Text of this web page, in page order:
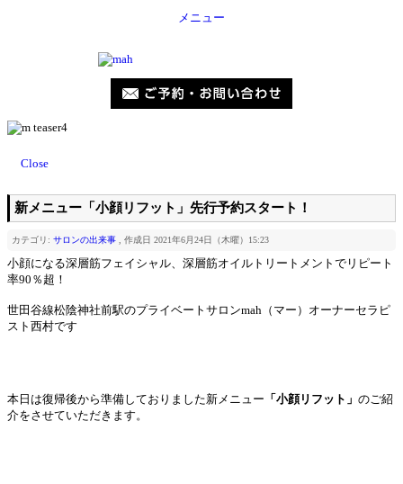
メニュー
Close
新メニュー「小顔リフット」先行予約スタート！
カテゴリ: サロンの出来事 , 作成日 2021年6月24日（木曜）15:23
小顔になる深層筋フェイシャル、深層筋オイルトリートメントでリピート
率90％超！
世田谷線松陰神社前駅のプライベートサロンmah（マー）オーナーセラピ
スト西村です
本日は復帰後から準備しておりました新メニュー 「小顔リフット」 のご紹
介をさせていただきます。